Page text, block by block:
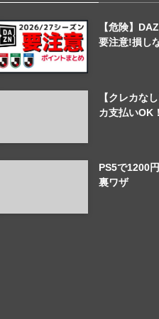
【危険】
要注意!損し
【クレカな
カ支払いOK
PS5で1200
裏ワザ